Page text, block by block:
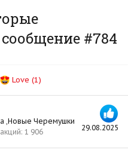
#784
Love (1)
29.08.2025
,Новые Черемушки
1 906